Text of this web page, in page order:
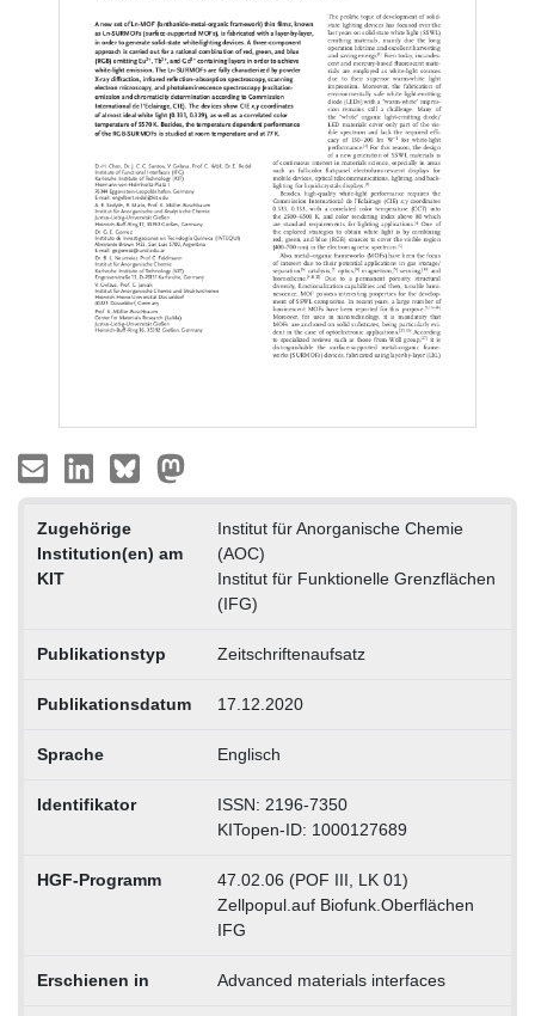
Zugehörige
Institution(en) am
KIT
Institut für Anorganische Chemie
(AOC)
Institut für Funktionelle Grenzflächen
(IFG)
Publikationstyp Zeitschriftenaufsatz
Publikationsdatum 17.12.2020
Sprache Englisch
Identifikator
ISSN: 2196-7350
KITopen-ID: 1000127689
HGF-Programm
47.02.06 (POF III, LK 01)
Zellpopul.auf Biofunk.Oberflächen
IFG
Erschienen in Advanced materials interfaces